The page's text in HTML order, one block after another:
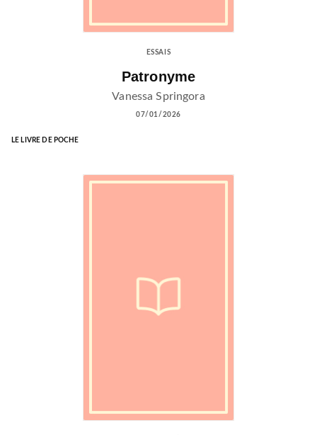
ESSAIS
Patronyme
Vanessa Springora
07/01/2026
LE LIVRE DE POCHE